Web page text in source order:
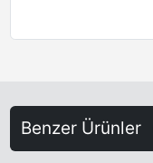
Benzer Ürünler